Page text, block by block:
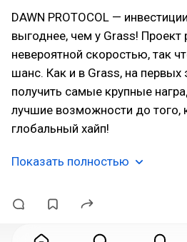
DAWN PROTOCOL —
выгоднее, чем у Grass! Проект
невероятной скоростью, так
шанс. Как и в Grass, на первых
получить самые крупные
лучшие возможности до того,
глобальный хайп!
Показать полностью